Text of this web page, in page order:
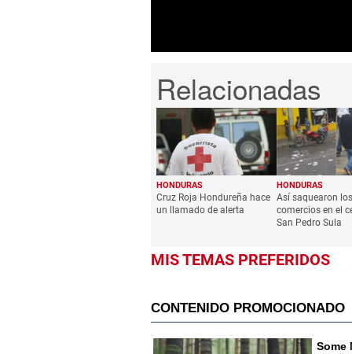
HONDURAS
Cruz Roja Hondureña hace
un llamado de alerta
HONDURAS
Así saquearon los
comercios en el
San Pedro Sula
MIS TEMAS PREFERIDOS